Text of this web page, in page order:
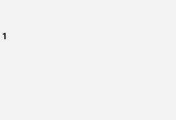
1